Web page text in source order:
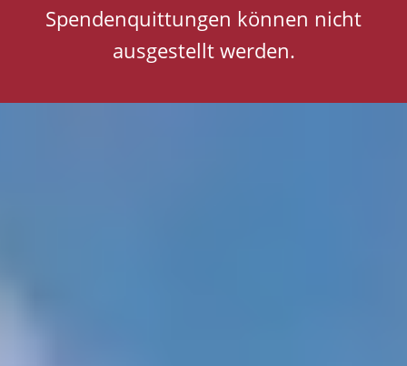
Spendenquittungen können nicht
ausgestellt werden.